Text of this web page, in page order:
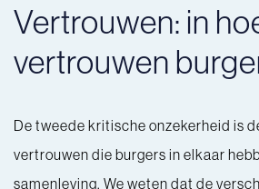
Vertrouwen: in
vertrouwen
De tweede kritische onzekerheid is
vertrouwen die burgers in elkaar
samenleving. We weten dat de